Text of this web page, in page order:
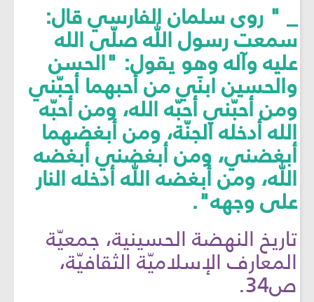
_ " روى سلمان الفارسي قال:
سمعت رسول اللّٰه صلّى الله
عليه وآله وهو يقول: "الحسن
والحسين ابنَي من أحبهما أحبّني
ومن أحبّني أحبّه الله، ومن أحبّه
الله أدخله الجنّة، ومن أبغضهما
أبغضني، ومن أبغضني أبغضه
اللّٰه، ومن أبغضه اللّٰه أدخله النار
على وجهه".
تاريخ النهضة الحسينية، جمعيّة
المعارف الإسلاميّة الثقافيّة،
ص34.